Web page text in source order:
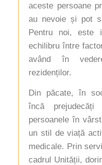
aceste persoane
au nevoie și pot
Pentru noi, este
echilibru între
având în
rezidenților.
Din păcate, în
încă
persoanele în
un stil de viață
medicale. Prin
cadrul Unității,